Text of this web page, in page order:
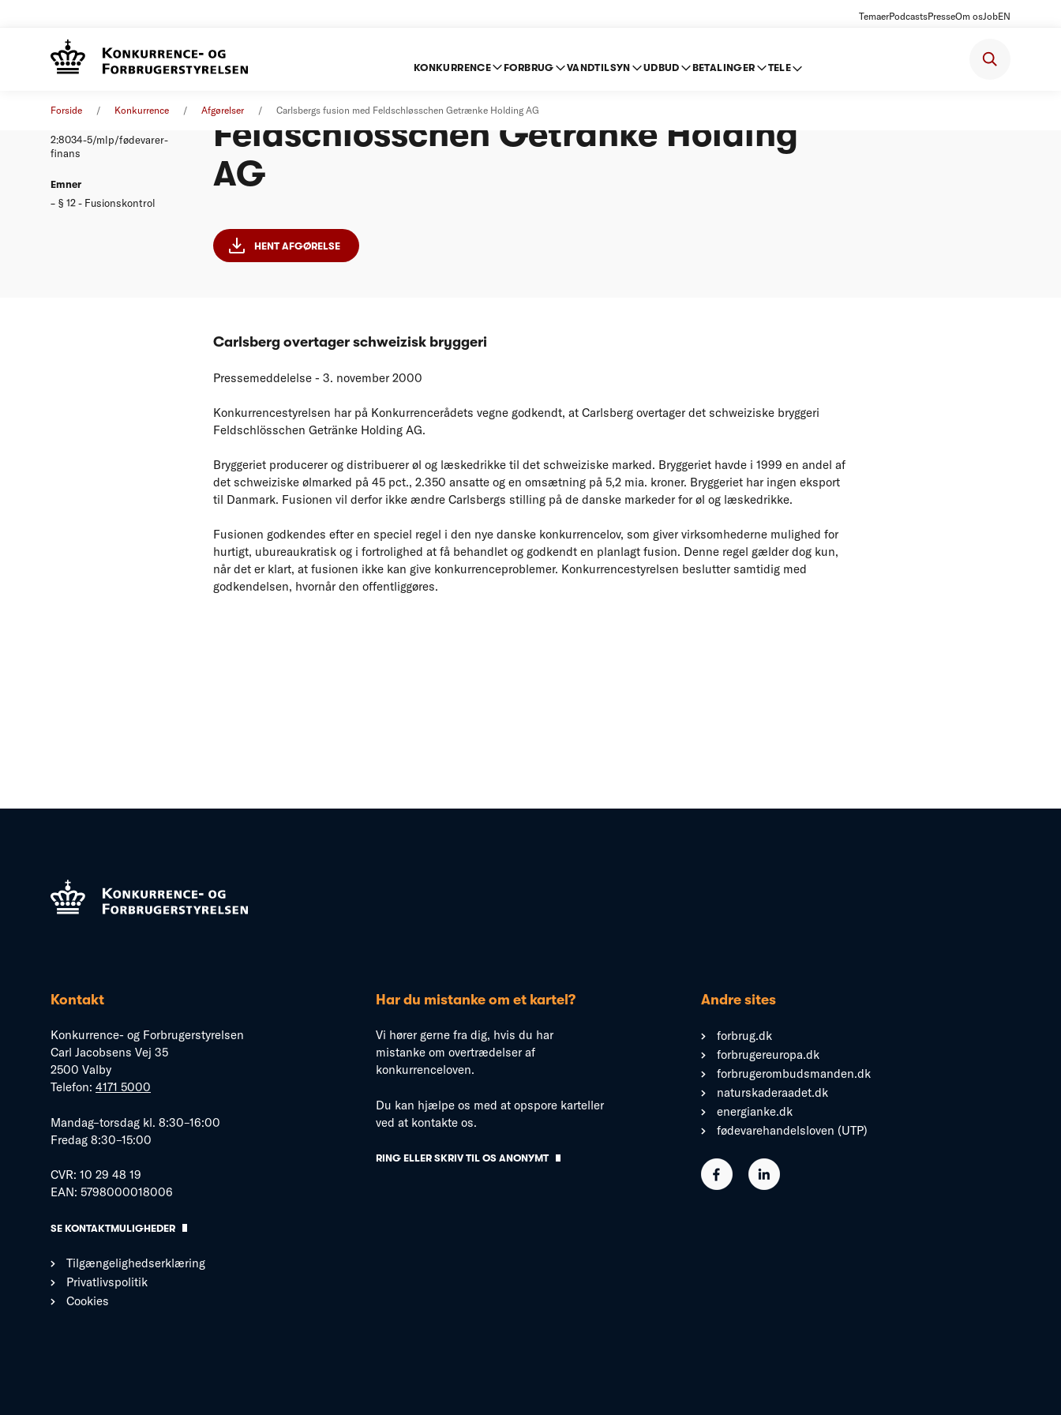
TemaerPodcastsPresseOm osJobEN
KONKURRENCE FORBRUG VANDTILSYN UDBUD BETALINGER TELE
Forside Konkurrence Afgørelser Carlsbergs fusion med Feldschløsschen Getrænke Holding AG
2:8034-5/mlp/fødevarer-
finans
Emner
§ 12 - Fusionskontrol
Feldschlösschen Getränke Holding
AG
HENT AFGØRELSE
Carlsberg overtager schweizisk bryggeri
Pressemeddelelse - 3. november 2000
Konkurrencestyrelsen har på Konkurrencerådets vegne godkendt, at Carlsberg overtager det schweiziske bryggeri
Feldschlösschen Getränke Holding AG.
Bryggeriet producerer og distribuerer øl og læskedrikke til det schweiziske marked. Bryggeriet havde i 1999 en andel af
det schweiziske ølmarked på 45 pct., 2.350 ansatte og en omsætning på 5,2 mia. kroner. Bryggeriet har ingen eksport
til Danmark. Fusionen vil derfor ikke ændre Carlsbergs stilling på de danske markeder for øl og læskedrikke.
Fusionen godkendes efter en speciel regel i den nye danske konkurrencelov, som giver virksomhederne mulighed for
hurtigt, ubureaukratisk og i fortrolighed at få behandlet og godkendt en planlagt fusion. Denne regel gælder dog kun,
når det er klart, at fusionen ikke kan give konkurrenceproblemer. Konkurrencestyrelsen beslutter samtidig med
godkendelsen, hvornår den offentliggøres.
Kontakt
Konkurrence- og Forbrugerstyrelsen
Carl Jacobsens Vej 35
2500 Valby
Telefon: 4171 5000
Mandag–torsdag kl. 8:30–16:00
Fredag 8:30–15:00
CVR: 10 29 48 19
EAN: 5798000018006
SE KONTAKTMULIGHEDER
Tilgængelighedserklæring
Privatlivspolitik
Cookies
Har du mistanke om et kartel?
Vi hører gerne fra dig, hvis du har
mistanke om overtrædelser af
konkurrenceloven.
Du kan hjælpe os med at opspore karteller
ved at kontakte os.
RING ELLER SKRIV TIL OS ANONYMT
Andre sites
forbrug.dk
forbrugereuropa.dk
forbrugerombudsmanden.dk
naturskaderaadet.dk
energianke.dk
fødevarehandelsloven (UTP)